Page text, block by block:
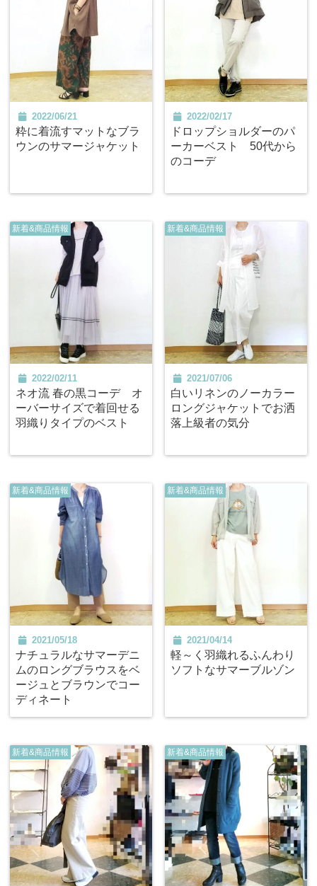
2022/06/21
粋に着流すマットなブラ
ウンのサマージャケット
2022/02/17
ドロップショルダーのパ
ーカーベスト 50代から
のコーデ
新着&商品情報
2022/02/11
ネオ流 春の黒コーデ オ
ーバーサイズで着回せる
羽織りタイプのベスト
新着&商品情報
2021/07/06
白いリネンのノーカラー
ロングジャケットでお洒
落上級者の気分
新着&商品情報
2021/05/18
ナチュラルなサマーデニ
ムのロングブラウスをベ
ージュとブラウンでコー
ディネート
新着&商品情報
2021/04/14
軽～く羽織れるふんわり
ソフトなサマーブルゾン
新着&商品情報 新着&商品情報